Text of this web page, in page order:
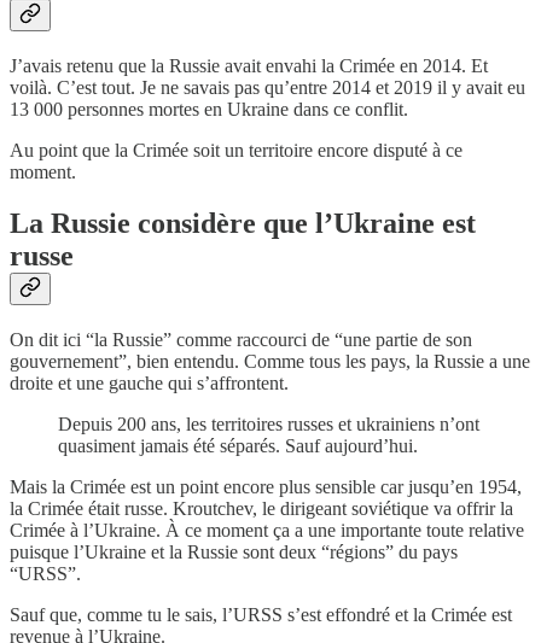
J’avais retenu que la Russie avait envahi la Crimée en 2014. Et
voilà. C’est tout. Je ne savais pas qu’entre 2014 et 2019 il y avait eu
13 000 personnes mortes en Ukraine dans ce conflit.
Au point que la Crimée soit un territoire encore disputé à ce
moment.
La Russie considère que l’Ukraine est
russe
On dit ici “la Russie” comme raccourci de “une partie de son
gouvernement”, bien entendu. Comme tous les pays, la Russie a une
droite et une gauche qui s’affrontent.
Depuis 200 ans, les territoires russes et ukrainiens n’ont
quasiment jamais été séparés. Sauf aujourd’hui.
Mais la Crimée est un point encore plus sensible car jusqu’en 1954,
la Crimée était russe. Kroutchev, le dirigeant soviétique va offrir la
Crimée à l’Ukraine. À ce moment ça a une importante toute relative
puisque l’Ukraine et la Russie sont deux “régions” du pays
“URSS”.
Sauf que, comme tu le sais, l’URSS s’est effondré et la Crimée est
revenue à l’Ukraine.